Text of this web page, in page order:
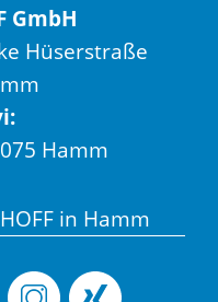
GmbH
Hüserstraße
Hamm